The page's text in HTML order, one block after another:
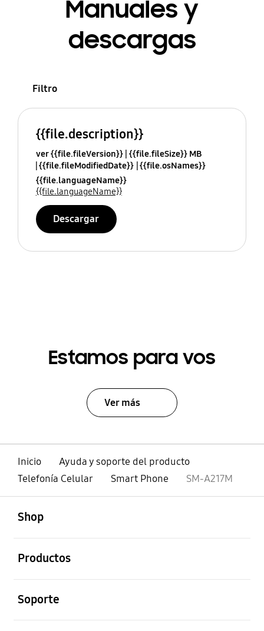
Manuales y
descargas
Filtro
{{file.description}}
ver {{file.fileVersion}} {{file.fileSize}} MB
{{file.fileModifiedDate}} {{file.osNames}}
{{file.languageName}}
{{file.languageName}}
Descargar
Estamos para vos
Ver más
Inicio
Ayuda y soporte del producto
Telefonía Celular
Smart Phone SM-A217M
Shop
Productos
Soporte